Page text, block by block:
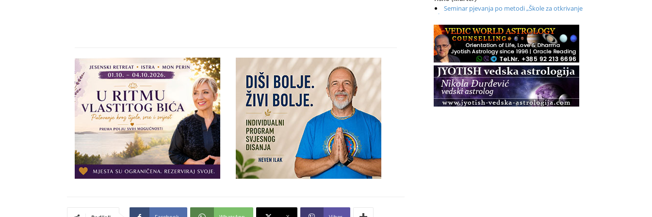
Seminar pjevanja po metodi „Škole za otkrivanje
glasa“
20.08.
Online
Radionica: Pomagači iz drugih dimenzija Online –
otvoreno za sve
21.08.
Zagreb+Online
Osnovni ThetaHealing® tečaj, Zagreb i Online
22.08.
Pula